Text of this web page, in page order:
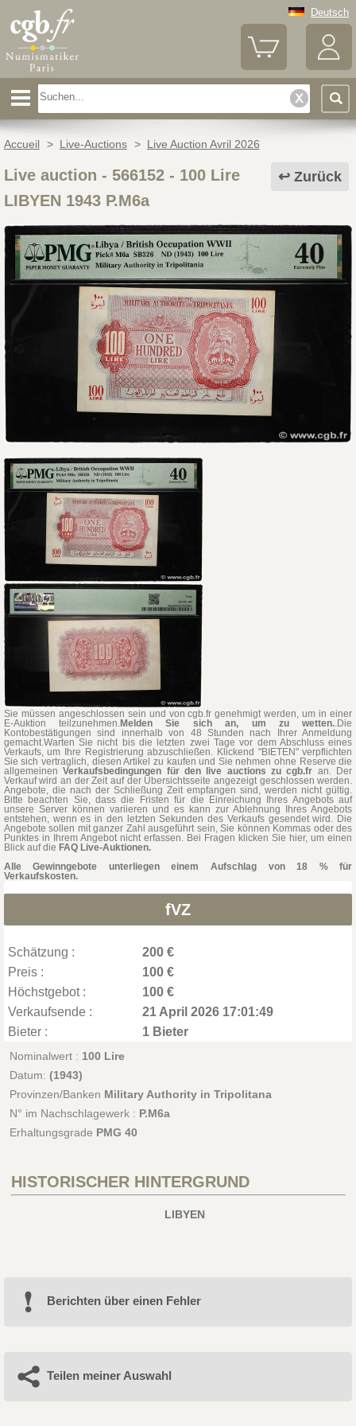
Deutsch
Accueil > Live-Auctions > Live Auction Avril 2026
Zurück
Live auction - 566152- 100 Lire
LIBYEN 1943 P.M6a
Sie müssen angeschlossen sein und von cgb.fr genehmigt werden, um in einer
E-Auktion teilzunehmen.Melden Sie sich an, um zu wetten..Die
Kontobestätigungen sind innerhalb von 48 Stunden nach Ihrer Anmeldung
gemacht.Warten Sie nicht bis die letzten zwei Tage vor dem Abschluss eines
Verkaufs, um Ihre Registrierung abzuschließen. Klickend "BIETEN" verpflichten
Sie sich vertraglich, diesen Artikel zu kaufen und Sie nehmen ohne Reserve die
allgemeinenVerkaufsbedingungen für den live auctions zu cgb.fr an. Der
Verkauf wird an der Zeit auf der Übersichtsseite angezeigt geschlossen werden.
Angebote, die nach der Schließung Zeit empfangen sind, werden nicht gültig.
Bitte beachten Sie, dass die Fristen für die Einreichung Ihres Angebots auf
unsere Server können variieren und es kann zur Ablehnung Ihres Angebots
entstehen, wenn es in den letzten Sekunden des Verkaufs gesendet wird. Die
Angebote sollen mit ganzer Zahl ausgeführt sein, Sie können Kommas oder des
Punktes in Ihrem Angebot nicht erfassen. Bei Fragen klicken Sie hier, um einen
Blick auf die FAQ Live-Auktionen.
Alle Gewinngebote unterliegen einem Aufschlag von 18 % für
Verkaufskosten.
fVZ
Schätzung :
200 €
Preis :
100 €
Höchstgebot :
100 €
Verkaufsende :
21 April 2026 17:01:49
Bieter :
1 Bieter
Nominalwert : 100 Lire
Datum: (1943)
Provinzen/Banken Military Authority in Tripolitana
N° im Nachschlagewerk : P.M6a
Erhaltungsgrade PMG 40
HISTORISCHER HINTERGRUND
LIBYEN
Berichten über einen Fehler
Teilen meiner Auswahl